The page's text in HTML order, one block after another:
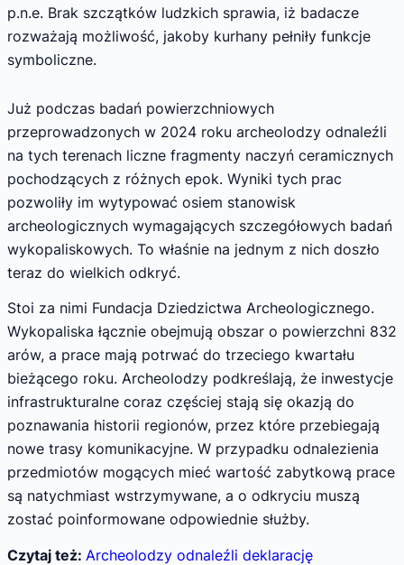
p.n.e. Brak szczątków ludzkich sprawia, iż badacze
rozważają możliwość, jakoby kurhany pełniły funkcje
symboliczne.
Już podczas badań powierzchniowych
przeprowadzonych w 2024 roku archeolodzy odnaleźli
na tych terenach liczne fragmenty naczyń ceramicznych
pochodzących z różnych epok. Wyniki tych prac
pozwoliły im wytypować osiem stanowisk
archeologicznych wymagających szczegółowych badań
wykopaliskowych. To właśnie na jednym z nich doszło
teraz do wielkich odkryć.
Stoi za nimi Fundacja Dziedzictwa Archeologicznego.
Wykopaliska łącznie obejmują obszar o powierzchni 832
arów, a prace mają potrwać do trzeciego kwartału
bieżącego roku. Archeolodzy podkreślają, że inwestycje
infrastrukturalne coraz częściej stają się okazją do
poznawania historii regionów, przez które przebiegają
nowe trasy komunikacyjne. W przypadku odnalezienia
przedmiotów mogących mieć wartość zabytkową prace
są natychmiast wstrzymywane, a o odkryciu muszą
zostać poinformowane odpowiednie służby.
Czytaj też: Archeolodzy odnaleźli deklarację